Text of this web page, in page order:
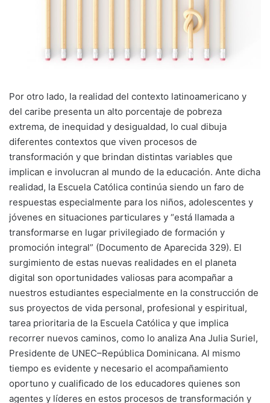
Por otro lado, la realidad del contexto latinoamericano y
del caribe presenta un alto porcentaje de pobreza
extrema, de inequidad y desigualdad, lo cual dibuja
diferentes contextos que viven procesos de
transformación y que brindan distintas variables que
implican e involucran al mundo de la educación. Ante dicha
realidad, la Escuela Católica continúa siendo un faro de
respuestas especialmente para los niños, adolescentes y
jóvenes en situaciones particulares y “está llamada a
transformarse en lugar privilegiado de formación y
promoción integral” (Documento de Aparecida 329). El
surgimiento de estas nuevas realidades en el planeta
digital son oportunidades valiosas para acompañar a
nuestros estudiantes especialmente en la construcción de
sus proyectos de vida personal, profesional y espiritual,
tarea prioritaria de la Escuela Católica y que implica
recorrer nuevos caminos, como lo analiza Ana Julia Suriel,
Presidente de UNEC–República Dominicana. Al mismo
tiempo es evidente y necesario el acompañamiento
oportuno y cualificado de los educadores quienes son
agentes y líderes en estos procesos de transformación y